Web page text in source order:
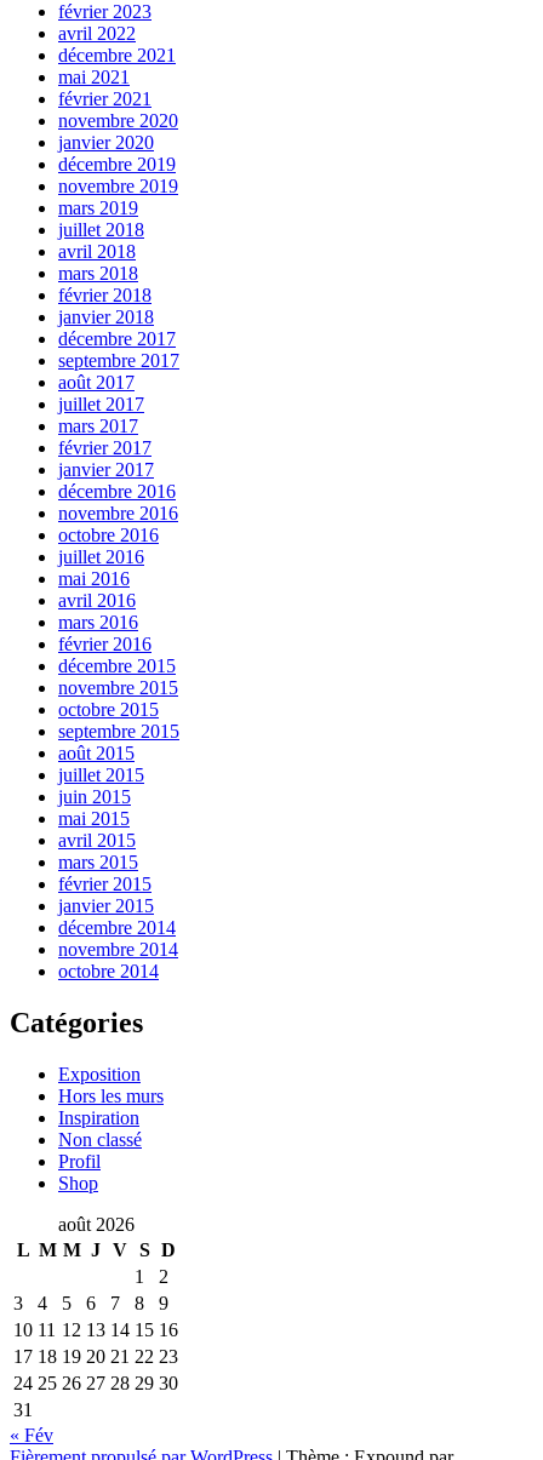
février 2023
avril 2022
décembre 2021
mai 2021
février 2021
novembre 2020
janvier 2020
décembre 2019
novembre 2019
mars 2019
juillet 2018
avril 2018
mars 2018
février 2018
janvier 2018
décembre 2017
septembre 2017
août 2017
juillet 2017
mars 2017
février 2017
janvier 2017
décembre 2016
novembre 2016
octobre 2016
juillet 2016
mai 2016
avril 2016
mars 2016
février 2016
décembre 2015
novembre 2015
octobre 2015
septembre 2015
août 2015
juillet 2015
juin 2015
mai 2015
avril 2015
mars 2015
février 2015
janvier 2015
décembre 2014
novembre 2014
octobre 2014
Catégories
Exposition
Hors les murs
Inspiration
Non classé
Profil
Shop
août 2026
L M M J V S D
1
2
3
4 5 6 7 8
9
10 11 12 13 14 15 16
17 18 19 20 21 22 23
24 25 26 27 28 29 30
31
« Fév